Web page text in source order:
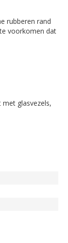
rubberen rand
voorkomen dat
glasvezels,